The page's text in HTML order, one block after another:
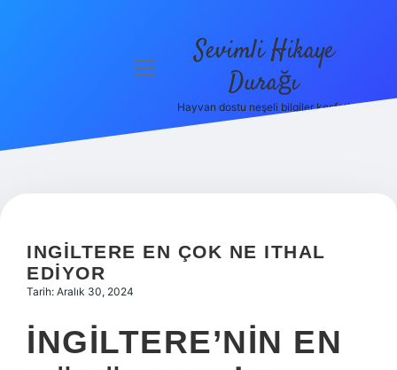
Hakkımızda
menüyü
Sevimli Hikaye
Durağı
Hayvan dostu neşeli bilgiler keşfet!
INGILTERE EN ÇOK NE ITHAL
EDIYOR
Tarih: Aralık 30, 2024
İNGILTERE’NIN EN